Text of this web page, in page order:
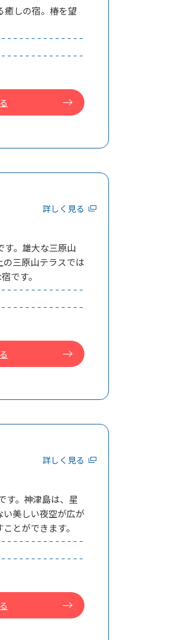
癒しの宿。椿を望
詳しく見る
す。雄大な三原山
三原山テラスでは
です。
詳しく見る
す。神津島は、星
い美しい夜空が広が
とができます。